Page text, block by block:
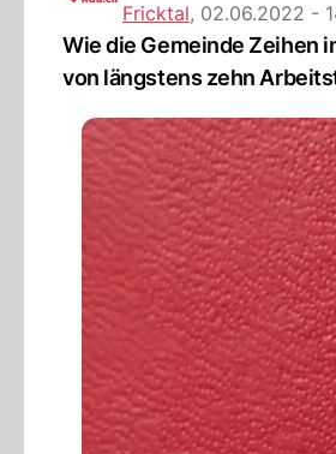
Fricktal, 02.06.2022 -
Wie die Gemeinde Zeihen
von längstens zehn